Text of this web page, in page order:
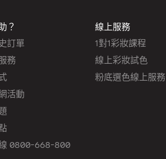
？
訂單
務
活動
0800-668-800
線上服務
1對1彩妝課程
線上彩妝試色
粉底選色線上服務